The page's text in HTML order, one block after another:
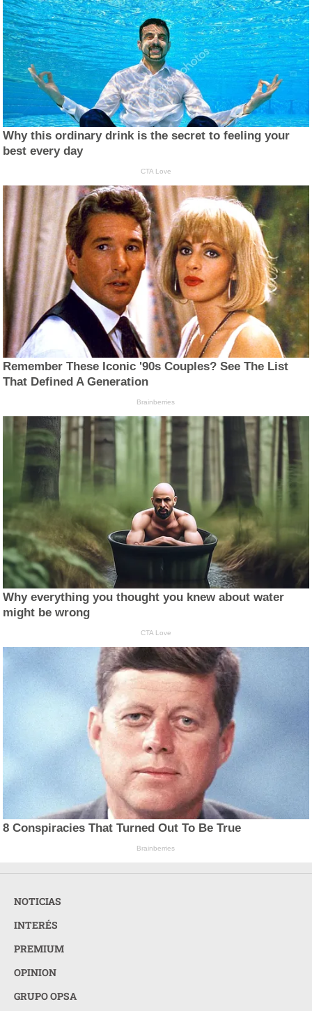
Why this ordinary drink is the secret to feeling your
best every day
CTA Love
Remember These Iconic '90s Couples? See The List
That Defined A Generation
Brainberries
Why everything you thought you knew about water
might be wrong
CTA Love
8 Conspiracies That Turned Out To Be True
Brainberries
NOTICIAS
INTERÉS
PREMIUM
OPINION
GRUPO OPSA